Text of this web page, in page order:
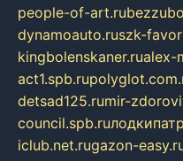
people-of-art.ru
dynamoauto.ruszk-
kingbolenskaner.rualex-
act1.spb.ru
detsad125.rumir-
council.spb.ru
iclub.net.rugazon-